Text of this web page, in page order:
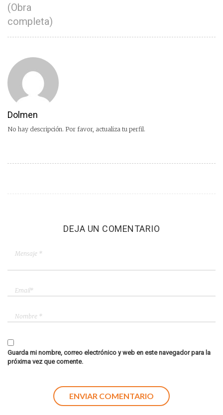
(Obra
completa)
Dolmen
No hay descripción. Por favor, actualiza tu perfil.
DEJA UN COMENTARIO
Guarda mi nombre, correo electrónico y web en este navegador para la
próxima vez que comente.